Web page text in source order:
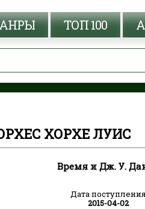
ТОП 100
ХОРХЕ ЛУИС
Время и Дж. У.
Дата поступления
2015-04-02